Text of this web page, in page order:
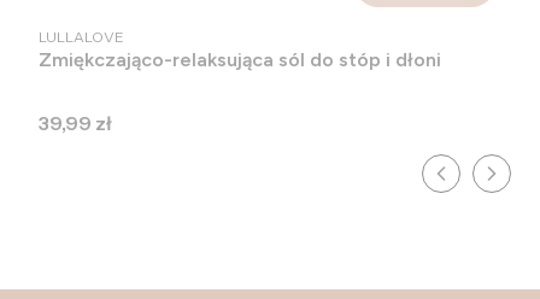
PRODUCENT
LULLALOVE
Zmiękczająco-relaksująca sól do stóp i dłoni
Cena
39,99 zł